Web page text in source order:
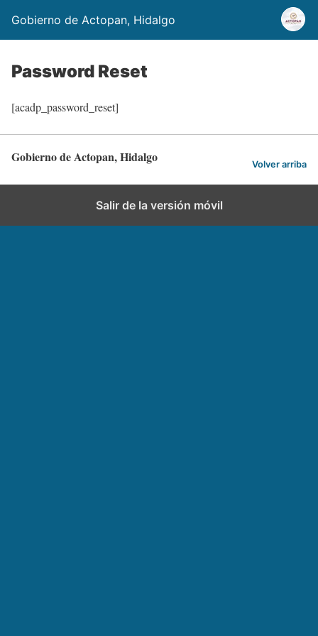
Gobierno de Actopan, Hidalgo
Password Reset
[acadp_password_reset]
Gobierno de Actopan, Hidalgo Volver arriba
Salir de la versión móvil